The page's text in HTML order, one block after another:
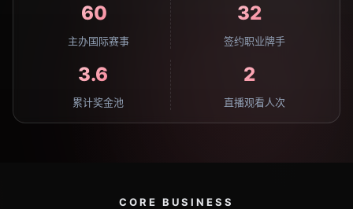
60
主办国际赛事
32
签约职业牌手
3.6
累计奖金池
2
直播观看人次
CORE BUSINESS